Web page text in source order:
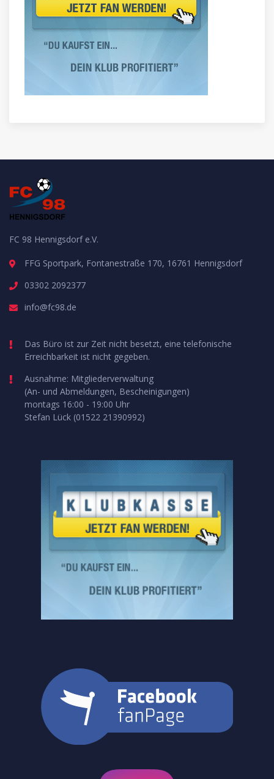
FC 98 Hennigsdorf e.V.
FFG Sportpark, Fontanestraße 170, 16761 Hennigsdorf
03302 2092377
info@fc98.de
Das Büro ist zur Zeit nicht besetzt, eine telefonische
Erreichbarkeit ist nicht gegeben.
Ausnahme: Mitgliederverwaltung
(An- und Abmeldungen, Bescheinigungen)
montags 16:00 - 19:00 Uhr
Stefan Lück (01522 21390992)